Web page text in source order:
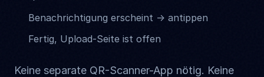
Benachrichtigung erscheint → antippen
Fertig, Upload-Seite ist offen
Keine separate QR-Scanner-App nötig. Keine